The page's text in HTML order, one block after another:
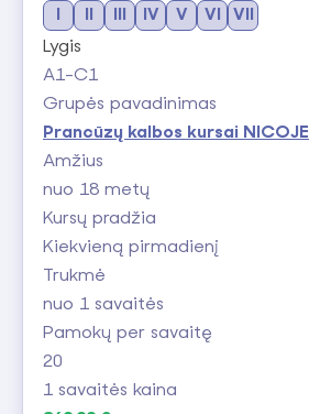
IV V VI
VII
Lygis
A1-C1
Grupės pavadinimas
Prancūzų kalbos kursai NICOJE
Amžius
nuo 18 metų
Kursų pradžia
Kiekvieną pirmadienį
Trukmė
nuo 1 savaitės
Pamokų per savaitę
20
1 savaitės kaina